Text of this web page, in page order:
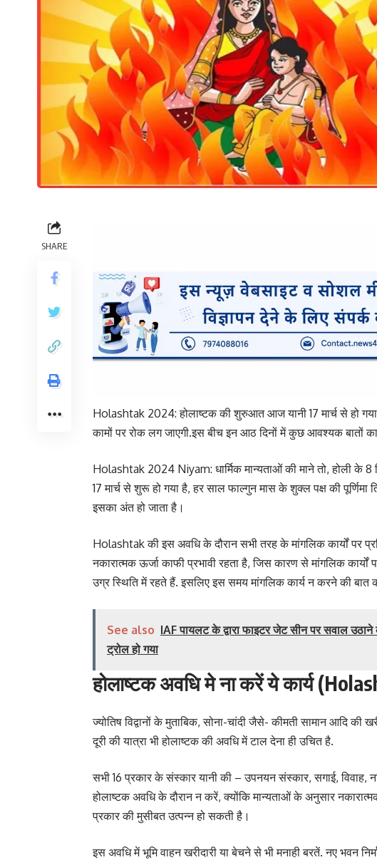
SHARE
Holashtak 2024: होलाष्टक की शुरुआत आज यानी 17 मार्च से हो
कामों पर रोक लग जाएगी.इस बीच इन आठ दिनों में कुछ आवश्यक बातों
Holashtak 2024 Niyam: धार्मिक मान्यताओं की माने तो, होली के
17 मार्च से शुरू हो गया है, हर साल फाल्गुन मास के शुक्ल पक्ष की
इसका अंत हो जाता है।
Holashtak की इस अवधि के दौरान सभी तरह के मांगलिक कार्यों पर
नकारात्मक ऊर्जा काफी प्रभावी रहता है, जिस कारण से मांगलिक
उग्र स्थिति में रहते हैं. इसलिए इस समय मांगलिक कार्य न करने की बात
See also IAF पायलट के द्वारा फाइटर जेट सीन पर सवाल
ट्रोल हो गया
होलाष्टक अवधि मे ना करें ये कार्य
ज्योतिष विद्वानों के मुताबिक, सोना-चांदी जैसे- कीमती सामान आदि
दूरी की यात्रा भी होलाष्टक की अवधि में टाल देना ही उचित है.
सभी 16 प्रकार के संस्कार यानी की – उपनयन संस्कार, सगाई, विवाह,
होलाष्टक अवधि के दौरान न करें, क्योंकि मान्यताओं के अनुसार
प्रकार की मुसीबत उत्पन्न हो सकती है।
इस अवधि में भूमि वाहन खरीदारी या बेचने से भी मनाही बरतें. नए भवन